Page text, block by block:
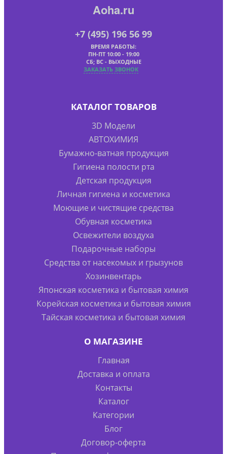
Aoha.ru
+7 (495) 196 56 99
ВРЕМЯ РАБОТЫ:
ПН-ПТ 10:00 - 19:00
СБ; ВС - ВЫХОДНЫЕ
ЗАКАЗАТЬ ЗВОНОК
КАТАЛОГ ТОВАРОВ
3D Модели
АВТОХИМИЯ
Бумажно-ватная продукция
Гигиена полости рта
Детская продукция
Личная гигиена и косметика
Моющие и чистящие средства
Обувная косметика
Освежители воздуха
Подарочные наборы
Средства от насекомых и грызунов
Хозинвентарь
Японская косметика и бытовая химия
Корейская косметика и бытовая химия
Тайская косметика и бытовая химия
О МАГАЗИНЕ
Главная
Доставка и оплата
Контакты
Каталог
Категории
Блог
Договор-оферта